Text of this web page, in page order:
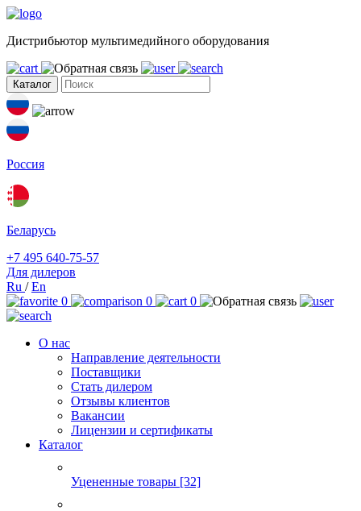
Дистрибьютор мультимедийного оборудования
Каталог
Россия
Беларусь
+7 495 640-75-57
Для дилеров
Ru /En
0
0 0
О нас
Направление деятельности
Поставщики
Стать дилером
Отзывы клиентов
Вакансии
Лицензии и сертификаты
Каталог
Уцененные товары [32]